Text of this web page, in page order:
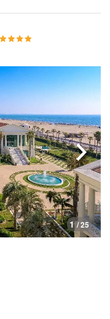
1 / 25
下一